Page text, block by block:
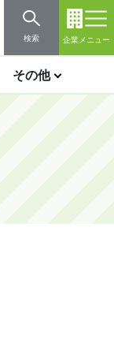
検索 企業メニュー
その他